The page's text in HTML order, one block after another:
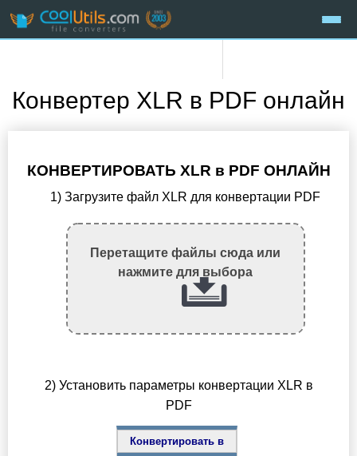
Конвертер XLR в PDF онлайн
КОНВЕРТИРОВАТЬ XLR в PDF ОНЛАЙН
1) Загрузите файл XLR для конвертации PDF
Перетащите файлы сюда или
нажмите для выбора
2) Установить параметры конвертации XLR в
PDF
Конвертировать в